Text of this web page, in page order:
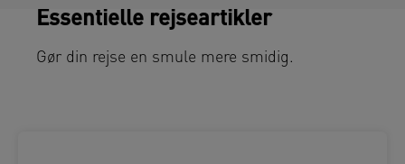
Essentielle rejseartikler
Gør din rejse en smule mere smidig.